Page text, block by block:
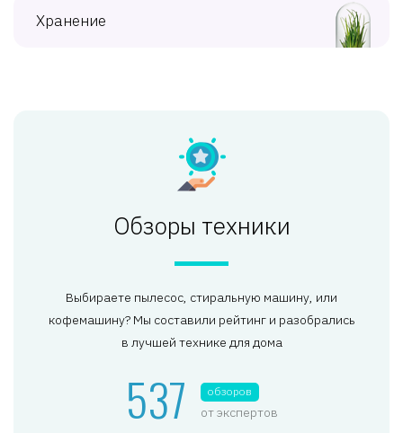
Хранение
Обзоры техники
Выбираете пылесос, стиральную машину, или
кофемашину? Мы составили рейтинг и разобрались
в лучшей технике для дома
537 обзоров
от экспертов